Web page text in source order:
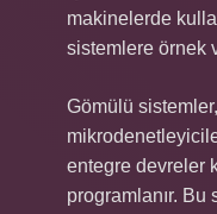
makinelerde
sistemlere örnek
Gömülü
entegre devreler
programlanır. Bu